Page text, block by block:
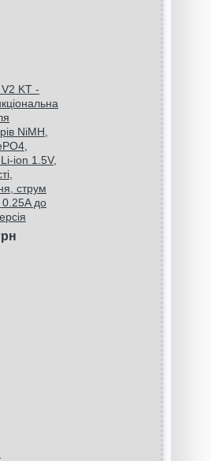
KT -
NiMH,
ion 1.5V,
струм
0.25A до